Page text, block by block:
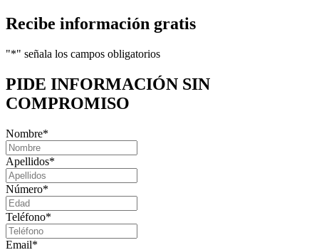
Recibe información gratis
"*" señala los campos obligatorios
PIDE INFORMACIÓN SIN
COMPROMISO
Nombre*
Apellidos*
Número*
Teléfono*
Email*